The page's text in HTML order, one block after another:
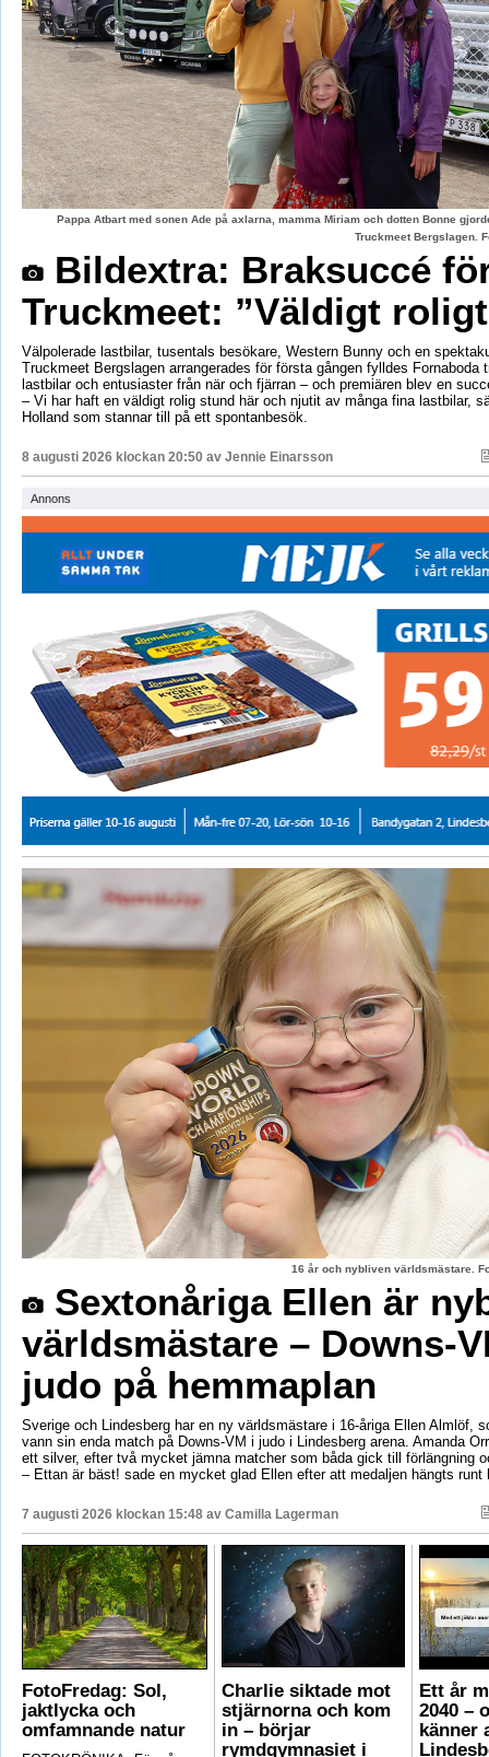
Pappa Atbart med sonen Ade på axlarna, mamma Miriam och dotten Bonne
Truckmeet Bergslagen.
Bildextra: Braksuccé
Truckmeet: ”Väldigt
Välpolerade lastbilar, tusentals besökare, Western Bunny och en
Truckmeet Bergslagen arrangerades för första gången fylldes Fornaboda
lastbilar och entusiaster från när och fjärran – och premiären blev en
– Vi har haft en väldigt rolig stund här och njutit av många fina lastbilar,
Holland som stannar till på ett spontanbesök.
8 augusti 2026 klockan 20:50 av Jennie Einarsson
Annons
16 år och nybliven världsmästare.
Sextonåriga Ellen är
världsmästare – Downs-
judo på hemmaplan
Sverige och Lindesberg har en ny världsmästare i 16-åriga Ellen Almlöf,
vann sin enda match på Downs-VM i judo i Lindesberg arena. Amanda
ett silver, efter två mycket jämna matcher som båda gick till förlängning
– Ettan är bäst! sade en mycket glad Ellen efter att medaljen hängts runt
7 augusti 2026 klockan 15:48 av Camilla Lagerman
FotoFredag: Sol,
jaktlycka och
omfamnande natur
Charlie siktade mot
stjärnorna och kom
in – börjar
rymdgymnasiet i
Ett år
2040 –
känner